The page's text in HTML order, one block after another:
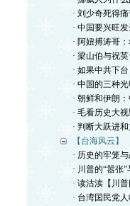
· 刘少奇死得痛
· 中国要兴旺
· 阿妞搏涛哥
· 梁山伯与祝
· 如果中共下
· 中国的三种
· 朝鲜和伊朗
· 毛看历史大
· 判断大跃进
【台海风云】
· 历史的牢笼
· 川普的“嚣张
· 读沽渎【川
· 台湾国民党